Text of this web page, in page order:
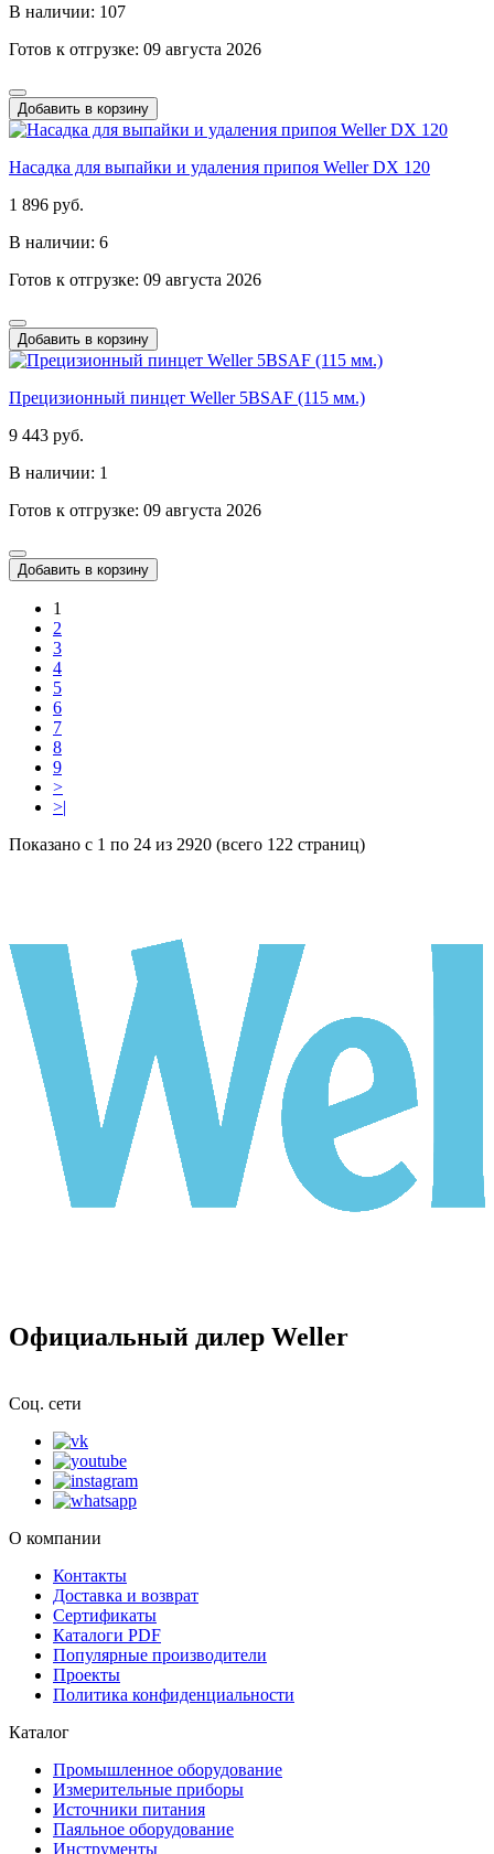
В наличии: 107
Готов к отгрузке: 09 августа 2026
Добавить в корзину
Насадка для выпайки и удаления припоя Weller DX 120
1 896 руб.
В наличии: 6
Готов к отгрузке: 09 августа 2026
Добавить в корзину
Прецизионный пинцет Weller 5BSAF (115 мм.)
9 443 руб.
В наличии: 1
Готов к отгрузке: 09 августа 2026
Добавить в корзину
1
2
3
4
5
6
7
8
9
>
>|
Показано с 1 по 24 из 2920 (всего 122 страниц)
Официальный дилер Weller
Соц. сети
О компании
Контакты
Доставка и возврат
Сертификаты
Каталоги PDF
Популярные производители
Проекты
Политика конфиденциальности
Каталог
Промышленное оборудование
Измерительные приборы
Источники питания
Паяльное оборудование
Инструменты